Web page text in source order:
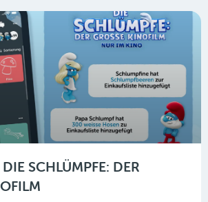
SCHLÜMPFE: DER